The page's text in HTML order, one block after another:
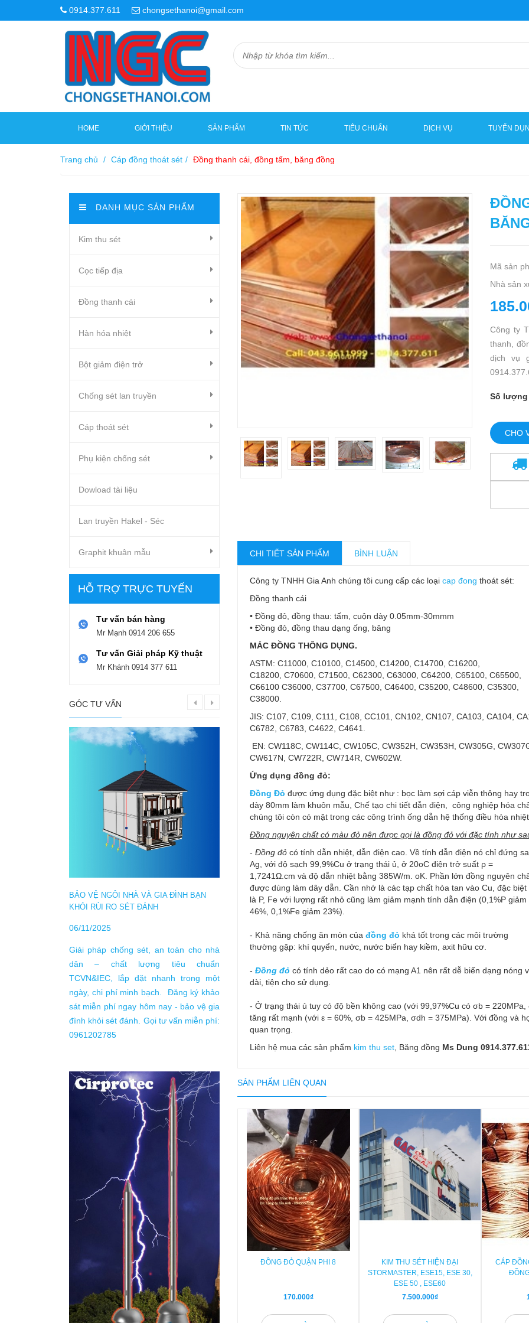
0914.377.611 chongsethanoi@gmail.com
HOME GIỚI THIỆU SẢN PHẨM TIN TỨC TIÊU CHUẨN DỊCH VỤ TUYỂN
Trang chủ / Cáp đồng thoát sét / Đồng thanh cái, đồng tấm, băng đồng
DANH MỤC SẢN PHẨM
Kim thu sét
Cọc tiếp địa
Đồng thanh cái
Hàn hóa nhiệt
Bột giảm điện trở
Chống sét lan truyền
Cáp thoát sét
Phụ kiện chống sét
Dowload tài liệu
Lan truyền Hakel - Séc
Graphit khuân mẫu
HỖ TRỢ TRỰC TUYẾN
Tư vấn bán hàng
Mr Mạnh 0914 206 655
Tư vấn Giải pháp Kỹ thuật
Mr Khánh 0914 377 611
GÓC TƯ VẤN
BẢO VỆ NGÔI NHÀ VÀ GIA ĐÌNH BẠN
KHỎI RỦI RO SÉT ĐÁNH
06/11/2025
Giải pháp chống sét, an toàn cho nhà
dân – chất lượng tiêu chuẩn
TCVN&IEC, lắp đặt nhanh trong một
ngày, chi phí minh bạch. Đăng ký khảo
sát miễn phí ngay hôm nay - bảo vệ gia
đình khỏi sét đánh. Gọi tư vấn miễn phí:
0961202785
TỰ LÀM TỦ CẮT LỌC SÉT LAN TRUYỀN
10/04/2019
theo Tiến sĩ Nguyễn Xuân Anh, Việt
trong ba tâm giông trên thế giới có hoạt
động giông sét mạnh. Số ngày giông
trung bình ở Việt Nam khoảng 100
ngày/năm và số giờ giông trung bình là
HƯỚNG DẪN LẮP ĐẶT, SỬ
BỊ CHỐNG SÉT: TRÁNH HƯ HẠI
Nhiều gia đình đã lắp đặt thiết bị
trong gia đình không bị ảnh
như vậy. Theo ông Phạm
Kinh doanh, cán bộ tư vấn
Mã sản
Nhà sản
Công ty
thanh,
dịch vụ
Số lượng
CHO
CHI TIẾT SẢN PHẨM BÌNH LUẬN
Công ty TNHH Gia Anh chúng tôi cung cấp các loại cap đong thoát sét:
Đồng thanh cái
• Đồng đỏ, đồng thau: tấm, cuộn dày 0.05mm-30mmm
• Đồng đỏ, đồng thau dạng ống, băng
MÁC ĐỒNG THÔNG DỤNG.
ASTM: C11000, C10100, C14500, C14200, C14700, C16200,
C18200, C70600, C71500, C62300, C63000, C64200, C65100, C65500,
C66100 C36000, C37700, C67500, C46400, C35200, C48600, C35300,
C38000.
JIS: C107, C109, C111, C108, CC101, CN102, CN107, CA103, CA104,
C6782, C6783, C4622, C4641.
EN: CW118C, CW114C, CW105C, CW352H, CW353H, CW305G,
CW617N, CW722R, CW714R, CW602W.
Ứng dụng đồng đỏ:
Đồng Đỏ được ứng dụng đặc biệt như : bọc làm sợi cáp viễn thông hay
dày 80mm làm khuôn mẫu, Chế tạo chi tiết dẫn điện, công nghiệp hóa
chúng tôi còn có mặt trong các công trình ống dẫn hệ thống điều hòa
Đồng nguyên chất có màu đỏ nên được gọi là đồng đỏ với đặc tính như
- Đồng đỏ có tính dẫn nhiệt, dẫn điện cao. Về tính dẫn điện nó chỉ đứng
Ag, với độ sạch 99,9%Cu ở trạng thái ủ, ở 20oC điện trở suất ρ =
1,7241Ω.cm và độ dẫn nhiệt bằng 385W/m. oK. Phần lớn đồng nguyên
được dùng làm dây dẫn. Cần nhớ là các tạp chất hòa tan vào Cu, đặc biệt
là P, Fe với lượng rất nhỏ cũng làm giảm mạnh tính dẫn điện (0,1%P giảm
46%, 0,1%Fe giảm 23%).
- Khả năng chống ăn mòn của đồng đỏ khá tốt trong các môi trường
thường gặp: khí quyển, nước, nước biển hay kiềm, axit hữu cơ.
- Đồng đỏ có tính dẻo rất cao do có mạng A1 nên rất dễ biến dạng nóng
dài, tiện cho sử dụng.
- Ở trạng thái ủ tuy có độ bền không cao (với 99,97%Cu có σb =
tăng rất mạnh (với ε = 60%, σb = 425MPa, σdh = 375MPa). Với đồng và
quan trọng.
Liên hệ mua các sản phẩm kim thu set , Băng đồng Ms Dung
SẢN PHẨM LIÊN QUAN
ĐỒNG ĐỎ QUẬN PHI 8
170.000₫
KIM THU SÉT HIỆN ĐẠI
STORMASTER, ESE15, ESE 30,
ESE 50 , ESE60
7.500.000₫
CÁP